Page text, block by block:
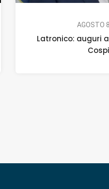
AGOSTO
Latronico: auguri